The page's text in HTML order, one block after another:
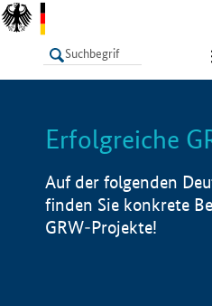
LISTE
Erfolgreiche
Auf der folgenden
finden Sie konkrete
GRW-Projekte!